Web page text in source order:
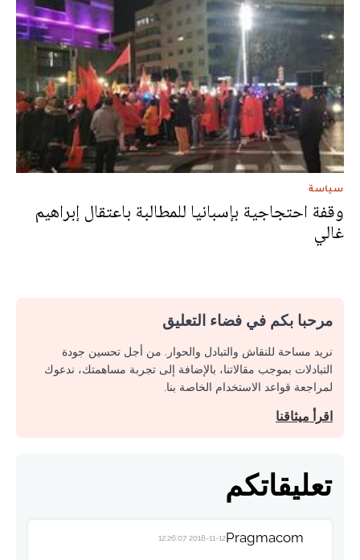
سياسة
وقفة احتجاجية بإسبانيا للمطالبة باعتقال إبراهيم
غالي
مرحبا بكم في فضاء التعليق
نريد مساحة للنقاش والتبادل والحوار. من أجل تحسين جودة
التبادلات بموجب مقالاتنا، بالإضافة إلى تجربة مساهمتك، ندعوك
لمراجعة قواعد الاستخدام الخاصة بنا.
اقرأ ميثاقنا
تعليقاتكم
Pragmacom
2018-11-12 12:26:07